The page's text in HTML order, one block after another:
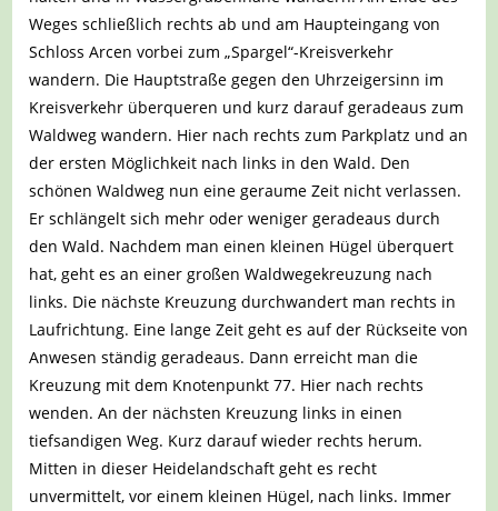
Weges schließlich rechts ab und am Haupteingang von
Schloss Arcen vorbei zum „Spargel“-Kreisverkehr
wandern. Die Hauptstraße gegen den Uhrzeigersinn im
Kreisverkehr überqueren und kurz darauf geradeaus zum
Waldweg wandern. Hier nach rechts zum Parkplatz und an
der ersten Möglichkeit nach links in den Wald. Den
schönen Waldweg nun eine geraume Zeit nicht verlassen.
Er schlängelt sich mehr oder weniger geradeaus durch
den Wald. Nachdem man einen kleinen Hügel überquert
hat, geht es an einer großen Waldwegekreuzung nach
links. Die nächste Kreuzung durchwandert man rechts in
Laufrichtung. Eine lange Zeit geht es auf der Rückseite von
Anwesen ständig geradeaus. Dann erreicht man die
Kreuzung mit dem Knotenpunkt 77. Hier nach rechts
wenden. An der nächsten Kreuzung links in einen
tiefsandigen Weg. Kurz darauf wieder rechts herum.
Mitten in dieser Heidelandschaft geht es recht
unvermittelt, vor einem kleinen Hügel, nach links. Immer